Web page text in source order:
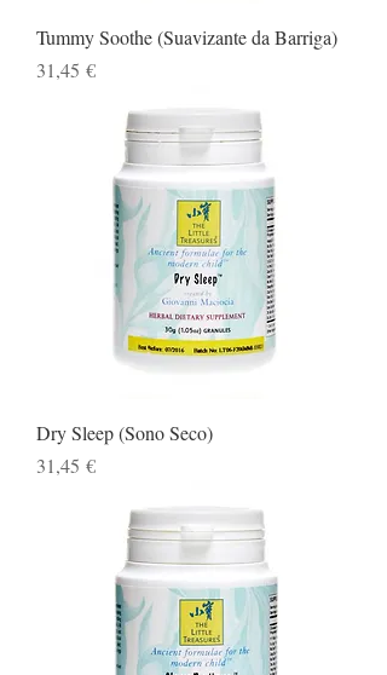
Tummy Soothe (Suavizante da Barriga)
Preço
31,45 €
Dry Sleep (Sono Seco)
Preço
31,45 €